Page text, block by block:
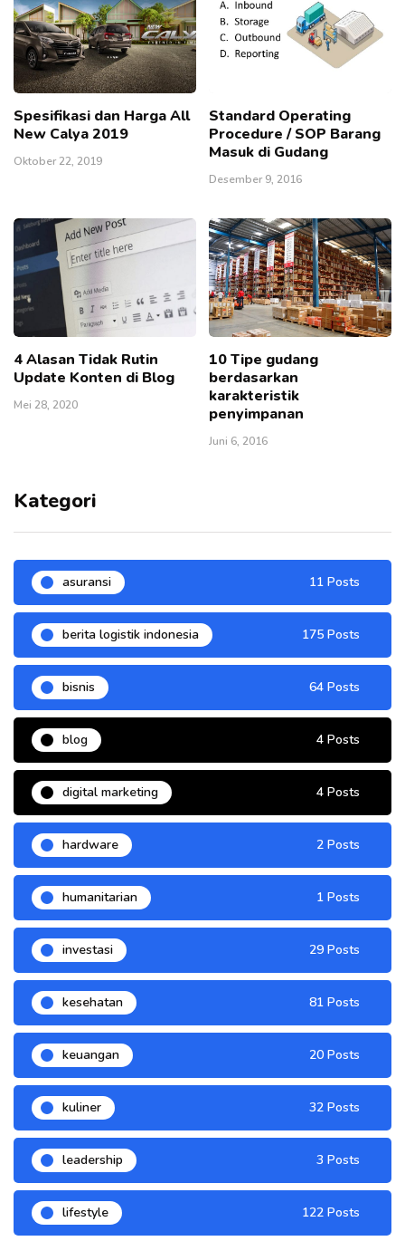
Spesifikasi dan Harga All
New Calya 2019
Oktober 22, 2019
Standard Operating
Procedure / SOP Barang
Masuk di Gudang
Desember 9, 2016
4 Alasan Tidak Rutin
Update Konten di Blog
Mei 28, 2020
10 Tipe gudang
berdasarkan
karakteristik
penyimpanan
Juni 6, 2016
Kategori
asuransi 11 Posts
berita logistik indonesia 175 Posts
bisnis 64 Posts
blog 4 Posts
digital marketing 4 Posts
hardware 2 Posts
humanitarian 1 Posts
investasi 29 Posts
kesehatan 81 Posts
keuangan 20 Posts
kuliner 32 Posts
leadership 3 Posts
lifestyle 122 Posts